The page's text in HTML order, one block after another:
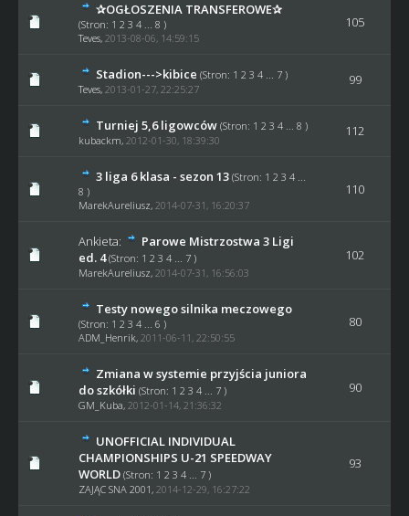
✰OGŁOSZENIA TRANSFEROWE✰
(Stron: 1 2 3 4 ... 8 )
Teves, 2013-08-06, 14:59:15
105
Stadion--->kibice (Stron: 1 2 3 4 ... 7 )
Teves, 2013-01-27, 22:25:27
99
Turniej 5,6 ligowców (Stron: 1 2 3 4 ... 8 )
kubackm, 2012-01-30, 18:39:30
112
3 liga 6 klasa - sezon 13 (Stron: 1 2 3 4 ...
8 )
MarekAureliusz, 2014-07-31, 16:20:37
110
Ankieta:
Parowe Mistrzostwa 3 Ligi
ed. 4 (Stron: 1 2 3 4 ... 7 )
MarekAureliusz, 2014-07-31, 16:56:03
102
Testy nowego silnika meczowego
(Stron: 1 2 3 4 ... 6 )
ADM_Henrik, 2011-06-11, 22:50:55
80
Zmiana w systemie przyjścia juniora
do szkółki (Stron: 1 2 3 4 ... 7 )
GM_Kuba, 2012-01-14, 21:36:32
90
UNOFFICIAL INDIVIDUAL
CHAMPIONSHIPS U-21 SPEEDWAY
WORLD (Stron: 1 2 3 4 ... 7 )
ZAJĄC SNA 2001, 2014-12-29, 16:27:22
93